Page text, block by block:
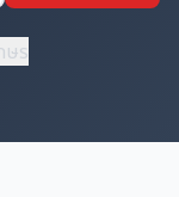
ษร